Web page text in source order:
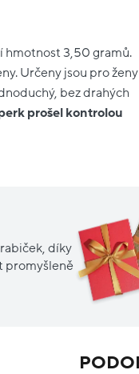
hmotnost 3,50 gramů.
Určeny jsou pro ženy
bez drahých
prošel kontrolou
díky
promyšleně